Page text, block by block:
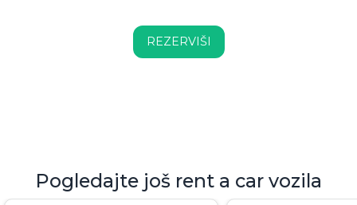
REZERVIŠI
Pogledajte još rent a car vozila